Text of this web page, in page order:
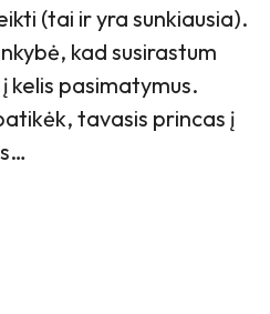
(tai ir yra sunkiausia).
kad susirastum
kelis pasimatymus.
tavasis princas į